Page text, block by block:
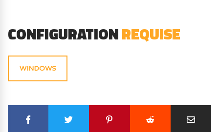
CONFIGURATIONREQUISE
WINDOWS